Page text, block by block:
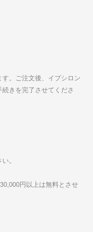
。ご注文後、イプシロン
きを完了させてくださ
。
円以上は無料とさせ